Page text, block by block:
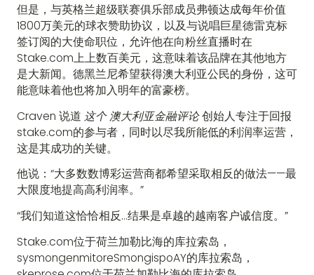
但是，与英格兰超级联赛俱乐部成员弗顿达成每年价值
1800万美元的球衣赞助协议，以及与说唱巨星德雷克标
签订阅的大使命职位，允许他在向粉丝直播时在
Stake.com上上数百美元，这意味着该品牌在其他地方
是大新闻。德黑兰尼希望获得澳大利亚公民的身份，这可
能意味着他也将加入明年的富豪榜。
Craven 说道 这个澳大利亚金融评论创始人专注于回报
stake.com的参与者，同时以尽我所能低的利润率运营，
这是其成功的关键。
他说：“大多数数博彩运营商都希望采取相反的做法——最
大限度地提高高利润率。”
“我们知道这恰恰相反...结果是卓越的越南客户诚信度。”
Stake.com位于荷兰加勒比海的库拉索岛，
sysmongenmitoreSmongispoAY的库拉索岛，